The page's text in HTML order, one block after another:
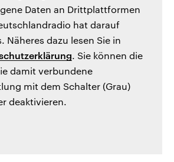
Daten an Drittplattformen
hat darauf
Näheres dazu lesen Sie in
. Sie können die
damit verbundene
mit dem Schalter (Grau)
deaktivieren.